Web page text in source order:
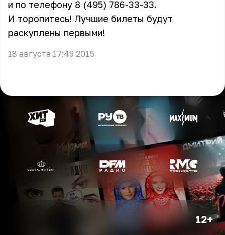
и по телефону 8 (495) 786-33-33.
И торопитесь! Лучшие билеты будут
раскуплены первыми!
18 августа 17:49 2015
12+